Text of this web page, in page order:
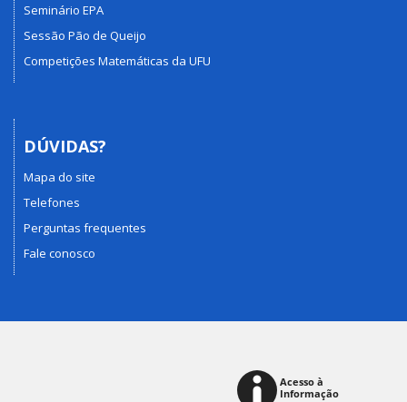
Seminário EPA
Sessão Pão de Queijo
Competições Matemáticas da UFU
DÚVIDAS?
Mapa do site
Telefones
Perguntas frequentes
Fale conosco